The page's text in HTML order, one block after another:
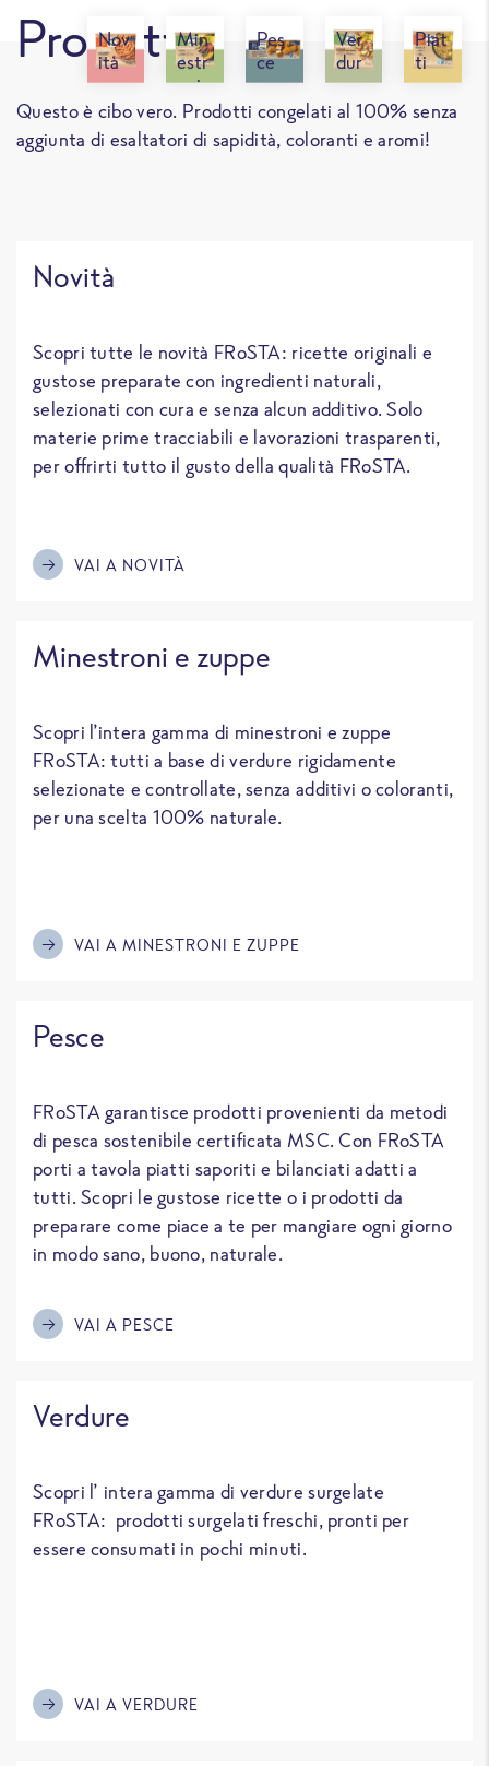
Nov
ità
Min
estr
oni
e
zup
pe
Pes
ce
Ver
dur
e
Piat
ti
pro
nti
Prodotti
Questo è cibo vero. Prodotti congelati al 100% senza
aggiunta di esaltatori di sapidità, coloranti e aromi!
Novità
Scopri tutte le novità FRoSTA: ricette originali e
gustose preparate con ingredienti naturali,
selezionati con cura e senza alcun additivo. Solo
materie prime tracciabili e lavorazioni trasparenti,
per offrirti tutto il gusto della qualità FRoSTA.
VAI A NOVITÀ
Minestroni e zuppe
Scopri l’intera gamma di minestroni e zuppe
FRoSTA: tutti a base di verdure rigidamente
selezionate e controllate, senza additivi o coloranti,
per una scelta 100% naturale.
VAI A MINESTRONI E ZUPPE
Pesce
FRoSTA garantisce prodotti provenienti da metodi
di pesca sostenibile certificata MSC. Con FRoSTA
porti a tavola piatti saporiti e bilanciati adatti a
tutti. Scopri le gustose ricette o i prodotti da
preparare come piace a te per mangiare ogni giorno
in modo sano, buono, naturale.
VAI A PESCE
Verdure
Scopri l’ intera gamma di verdure surgelate
FRoSTA: prodotti surgelati freschi, pronti per
essere consumati in pochi minuti.
VAI A VERDURE